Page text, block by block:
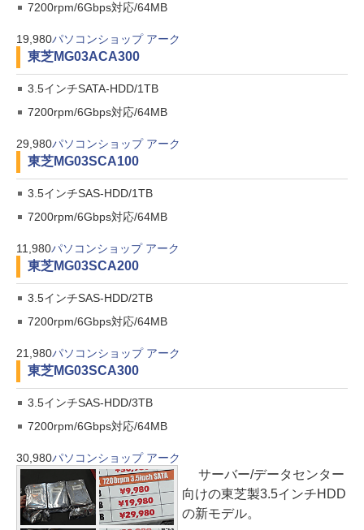
7200rpm/6Gbps対応/64MB
19,980パソコンショップ アーク
東芝MG03ACA300
3.5インチSATA-HDD/1TB
7200rpm/6Gbps対応/64MB
29,980パソコンショップ アーク
東芝MG03SCA100
3.5インチSAS-HDD/1TB
7200rpm/6Gbps対応/64MB
11,980パソコンショップ アーク
東芝MG03SCA200
3.5インチSAS-HDD/2TB
7200rpm/6Gbps対応/64MB
21,980パソコンショップ アーク
東芝MG03SCA300
3.5インチSAS-HDD/3TB
7200rpm/6Gbps対応/64MB
30,980パソコンショップ アーク
サーバー/データセンター
向けの東芝製3.5インチHDD
の新モデル。